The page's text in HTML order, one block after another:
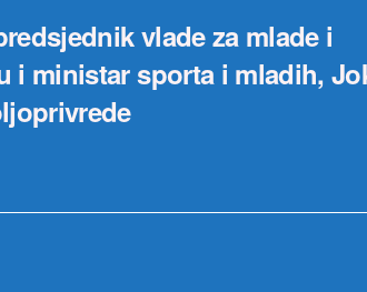
vlade za mlade i
i ministar sporta i mladih,